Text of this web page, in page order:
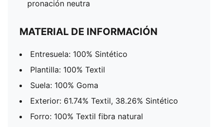
pronación neutra
MATERIAL DE INFORMACIÓN
Entresuela: 100% Sintético
Plantilla: 100% Textil
Suela: 100% Goma
Exterior: 61.74% Textil, 38.26% Sintético
Forro: 100% Textil fibra natural